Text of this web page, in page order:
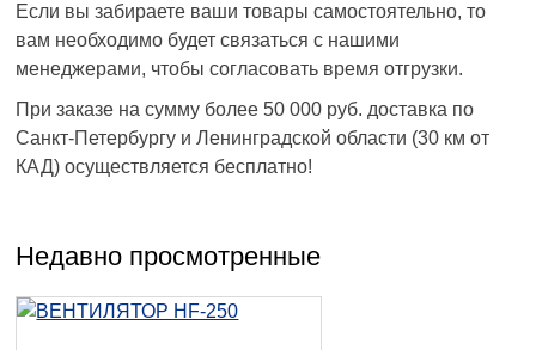
Если вы забираете ваши товары самостоятельно, то
вам необходимо будет связаться с нашими
менеджерами, чтобы согласовать время отгрузки.
При заказе на сумму более 50 000 руб. доставка по
Санкт-Петербургу и Ленинградской области (30 км от
КАД) осуществляется бесплатно!
Недавно просмотренные